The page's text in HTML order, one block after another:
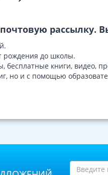
рассылку.
рождения до школы.
книги, видео,
но и с помощью